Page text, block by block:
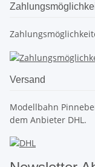
Versand
Modellbahn
dem Anbieter DHL.